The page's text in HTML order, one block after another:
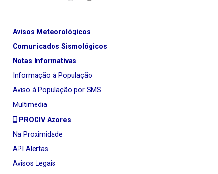
Avisos Meteorológicos
Comunicados Sismológicos
Notas Informativas
Informação à População
Aviso à População por SMS
Multimédia
PROCIV Azores
Na Proximidade
API Alertas
Avisos Legais